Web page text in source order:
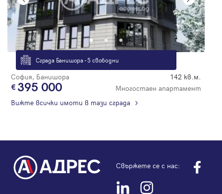
Сграда Банишора - 5 свободни
София, Банишора 142 кв.м.
395 000
Многостаен апартамент
Вижте всички имоти в тази сграда
Свържете се с нас: